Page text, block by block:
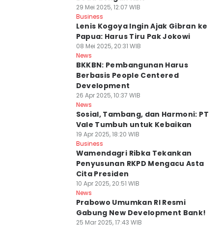
29 Mei 2025, 12:07 WIB
Business
Lenis Kogoya Ingin Ajak Gibran ke
Papua: Harus Tiru Pak Jokowi
08 Mei 2025, 20:31 WIB
News
BKKBN: Pembangunan Harus
Berbasis People Centered
Development
26 Apr 2025, 10:37 WIB
News
Sosial, Tambang, dan Harmoni: PT
Vale Tumbuh untuk Kebaikan
19 Apr 2025, 18:20 WIB
Business
Wamendagri Ribka Tekankan
Penyusunan RKPD Mengacu Asta
Cita Presiden
10 Apr 2025, 20:51 WIB
News
Prabowo Umumkan RI Resmi
Gabung New Development Bank!
25 Mar 2025, 17:43 WIB